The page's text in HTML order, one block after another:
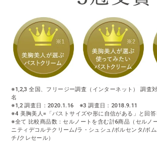
瑤
※1,2,3 全国、フリージー調査（インターネット） 調査
名
※1,2 調査日：2020.1.16 ※3 調査日：2018.9.11
※4 美胸美人=「バストサイズや形に自信がある」と回
※全て 比較商品数：セルノートを含む計6商品（セルノ
ニティデコルテクリーム/ラ・シュシュ/ボルセンタ/ボ
チ/クレセール）